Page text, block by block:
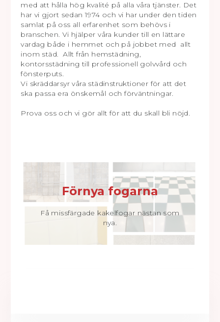
med att hålla hög kvalité på alla våra tjänster. Det
har vi gjort sedan 1974 och vi har under den tiden
samlat på oss all erfarenhet som behövs i
branschen. Vi hjälper våra kunder till en lättare
vardag både i hemmet och på jobbet med allt
inom städ. Allt från hemstädning,
kontorsstädning till professionell golvvård och
fönsterputs.
Vi skräddarsyr våra städinstruktioner för att det
ska passa era önskemål och förväntningar.
Prova oss och vi gör allt för att du skall bli nöjd.
Förnya fogarna
Få missfärgade kakelfogar nästan som
nya.